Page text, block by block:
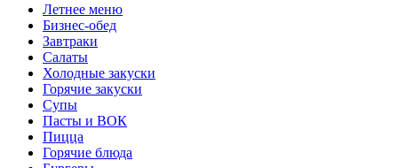
Летнее меню
Бизнес-обед
Завтраки
Салаты
Холодные закуски
Горячие закуски
Супы
Пасты и ВОК
Пицца
Горячие блюда